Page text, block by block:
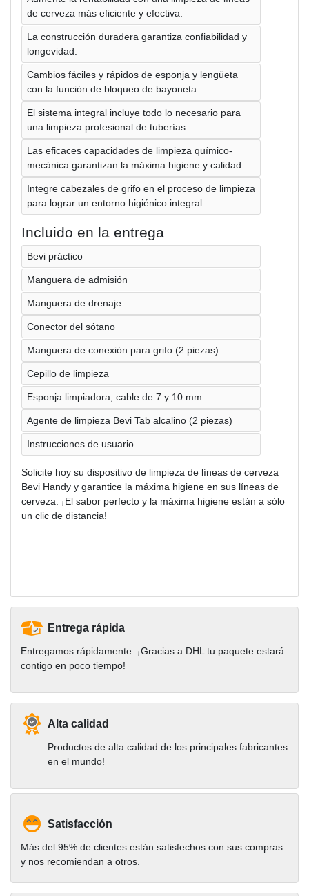
de cerveza más eficiente y efectiva.
La construcción duradera garantiza confiabilidad y
longevidad.
Cambios fáciles y rápidos de esponja y lengüeta
con la función de bloqueo de bayoneta.
El sistema integral incluye todo lo necesario para
una limpieza profesional de tuberías.
Las eficaces capacidades de limpieza químico-
mecánica garantizan la máxima higiene y calidad.
Integre cabezales de grifo en el proceso de limpieza
para lograr un entorno higiénico integral.
Incluido en la entrega
Bevi práctico
Manguera de admisión
Manguera de drenaje
Conector del sótano
Manguera de conexión para grifo (2 piezas)
Cepillo de limpieza
Esponja limpiadora, cable de 7 y 10 mm
Agente de limpieza Bevi Tab alcalino (2 piezas)
Instrucciones de usuario
Solicite hoy su dispositivo de limpieza de líneas de cerveza
Bevi Handy y garantice la máxima higiene en sus líneas de
cerveza. ¡El sabor perfecto y la máxima higiene están a sólo
un clic de distancia!
Entrega rápida
Entregamos rápidamente. ¡Gracias a DHL tu paquete estará
contigo en poco tiempo!
Alta calidad
Productos de alta calidad de los principales fabricantes
en el mundo!
Satisfacción
Más del 95% de clientes están satisfechos con sus compras
y nos recomiendan a otros.